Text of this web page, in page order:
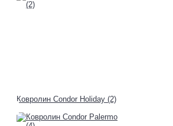
Ковролин Condor Holiday (2)